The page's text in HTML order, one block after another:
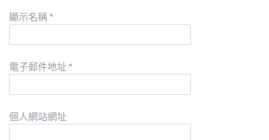
顯示名稱 *
電子郵件地址 *
個人網站網址